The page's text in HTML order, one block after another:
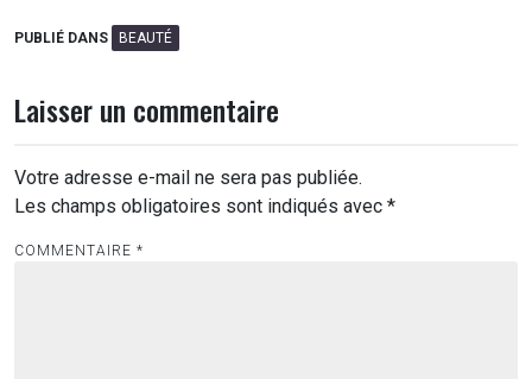
PUBLIÉ DANS BEAUTÉ
Laisser un commentaire
Votre adresse e-mail ne sera pas publiée.
Les champs obligatoires sont indiqués avec *
COMMENTAIRE *